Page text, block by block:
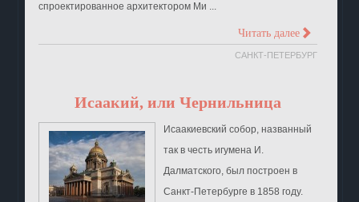
спроектированное архитектором Ми ...
Читать далее >
САНКТ-ПЕТЕРБУРГ
Исаакий, или Чернильница
Исаакиевский собор, названный
так в честь игумена И.
Далматского, был построен в
Санкт-Петербурге в 1858 году.